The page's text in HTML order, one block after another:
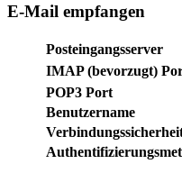
E-Mail empfangen
Posteingangsserver
IMAP (bevorzugt)
POP3 Port
Benutzername